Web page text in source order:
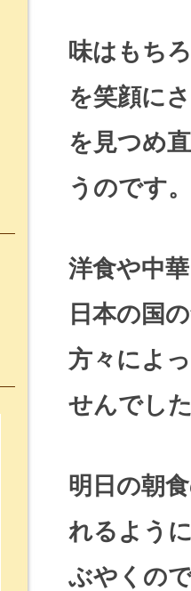
味はもち
を笑顔に
を見つめ
うのです。
洋食や中
日本の国
方々によ
せんでし
明日の朝
れるよう
ぶやくの